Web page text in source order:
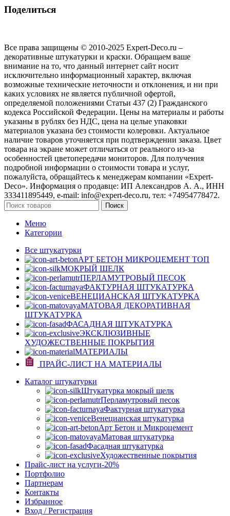
Поделиться
Все права защищены © 2010-2025 Expert-Deco.ru –
декоративные штукатурки и краски. Обращаем ваше
внимание на то, что данный интернет сайт носит
исключительно информационный характер, включая
возможные технические неточности и отклонения, и ни при
каких условиях не является публичной офертой,
определяемой положениями Статьи 437 (2) Гражданского
кодекса Российской Федерации. Цены на материалы и работы
указаны в рублях без НДС, цена на целые упаковки
материалов указана без стоимости колеровки. Актуальное
наличие товаров уточняется при подтверждении заказа. Цвет
товара на экране может отличаться от реального из‑за
особенностей цветопередачи мониторов. Для получения
подробной информации о стоимости товара и услуг,
пожалуйста, обращайтесь к менеджерам компании «Expert-
Deco». Информация о продавце: ИП Александров А. А., ИНН
333411895449, e-mail: info@expert-deco.ru, тел: +74954778472.
Поиск
Меню
Категории
Все штукатурки
АРТ БЕТОН МИКРОЦЕМЕНТ ТОП
МОКРЫЙ ШЕЛК
ПЕРЛАМУТРОВЫЙ ПЕСОК
ФАКТУРНАЯ ШТУКАТУРКА
ВЕНЕЦИАНСКАЯ ШТУКАТУРКА
МАТОВАЯ ДЕКОРАТИВНАЯ
ШТУКАТУРКА
ФАСАДНАЯ ШТУКАТУРКА
ЭКСКЛЮЗИВНЫЕ
ХУДОЖЕСТВЕННЫЕ ПОКРЫТИЯ
МАТЕРИАЛЫ
ПРАЙС-ЛИСТ НА МАТЕРИАЛЫ
Каталог штукатурки
Штукатурка мокрый шелк
Перламутровый песок
Фактурная штукатурка
Венецианская штукатурка
Арт Бетон и Микроцемент
Матовая штукатурка
Фасадная штукатурка
Художественные покрытия
Прайс-лист на услуги-20%
Портфолио
Партнерам
Контакты
Избранное
Вход / Регистрация